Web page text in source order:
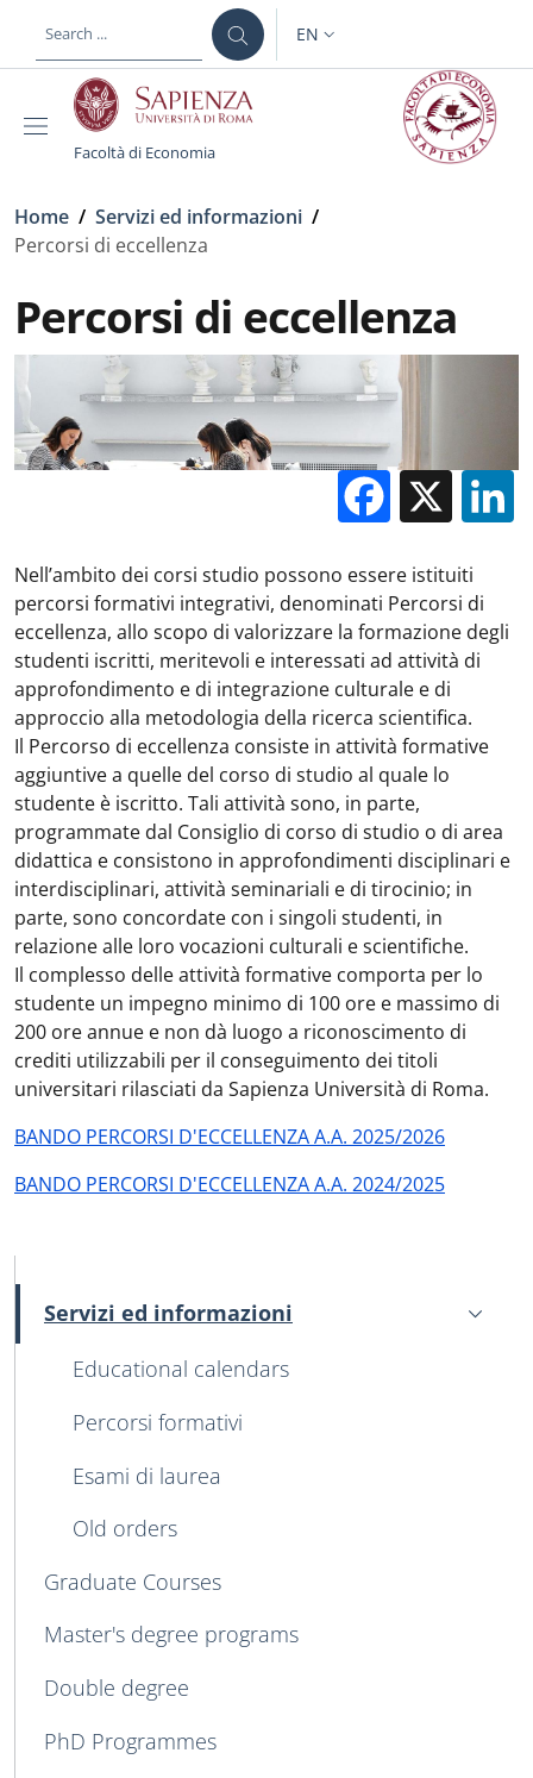
LANGUAGE SWITCHER:
EN
Facoltà di Economia
Breadcrumb
Home / Servizi ed informazioni /
Percorsi di eccellenza
Percorsi di eccellenza
X
Nell’ambito dei corsi studio possono essere istituiti
percorsi formativi integrativi, denominati Percorsi di
eccellenza, allo scopo di valorizzare la formazione degli
studenti iscritti, meritevoli e interessati ad attività di
approfondimento e di integrazione culturale e di
approccio alla metodologia della ricerca scientifica.
Il Percorso di eccellenza consiste in attività formative
aggiuntive a quelle del corso di studio al quale lo
studente è iscritto. Tali attività sono, in parte,
programmate dal Consiglio di corso di studio o di area
didattica e consistono in approfondimenti disciplinari e
interdisciplinari, attività seminariali e di tirocinio; in
parte, sono concordate con i singoli studenti, in
relazione alle loro vocazioni culturali e scientifiche.
Il complesso delle attività formative comporta per lo
studente un impegno minimo di 100 ore e massimo di
200 ore annue e non dà luogo a riconoscimento di
crediti utilizzabili per il conseguimento dei titoli
universitari rilasciati da Sapienza Università di Roma.
BANDO PERCORSI D'ECCELLENZA A.A. 2025/2026
BANDO PERCORSI D'ECCELLENZA A.A. 2024/2025
MAIN NAVIGATION
Servizi ed informazioni
Active
Educational calendars
Percorsi formativi
Esami di laurea
Old orders
Graduate Courses
Master's degree programs
Double degree
PhD Programmes